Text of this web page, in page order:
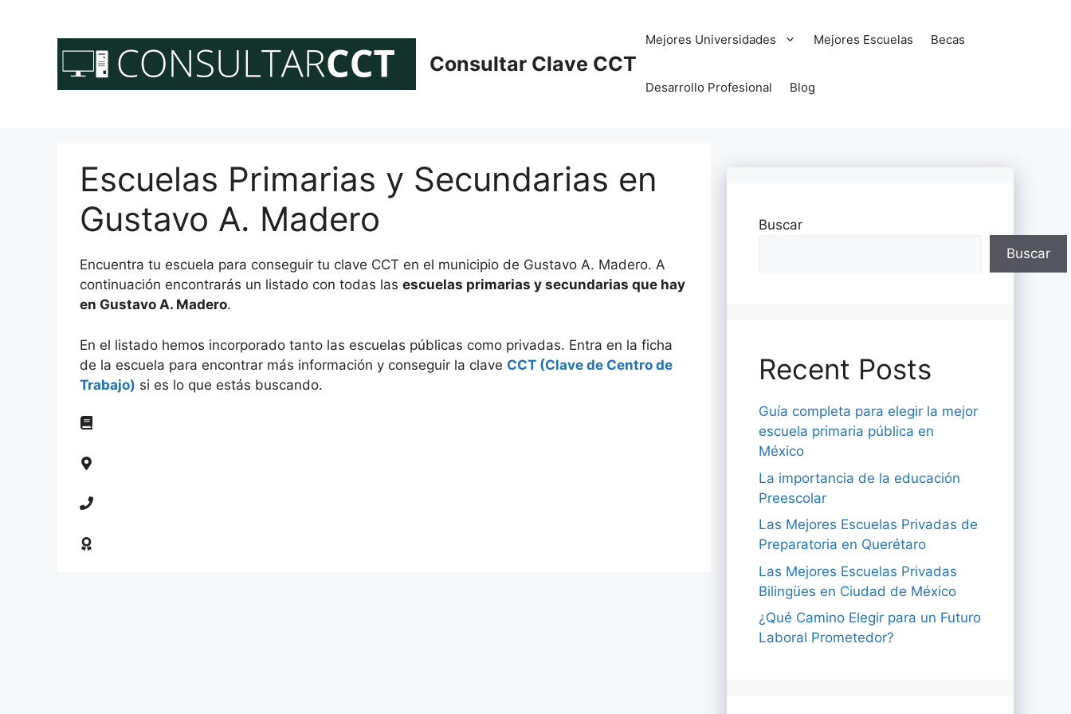
contenido
Consultar Clave CCT
Mejores Universidades Mejores Escuelas Becas
Desarrollo Profesional Blog
Escuelas Primarias y Secundarias en
Gustavo A. Madero
Encuentra tu escuela para conseguir tu clave CCT en el municipio de Gustavo A. Madero. A
continuación encontrarás un listado con todas las escuelas primarias y secundarias que hay
en Gustavo A. Madero.
En el listado hemos incorporado tanto las escuelas públicas como privadas. Entra en la ficha
de la escuela para encontrar más información y conseguir la clave CCT (Clave de Centro de
Trabajo) si es lo que estás buscando.
Buscar
Buscar
Recent Posts
Guía completa para elegir la mejor
escuela primaria pública en
México
La importancia de la educación
Preescolar
Las Mejores Escuelas Privadas de
Preparatoria en Querétaro
Las Mejores Escuelas Privadas
Bilingües en Ciudad de México
¿Qué Camino Elegir para un Futuro
Laboral Prometedor?